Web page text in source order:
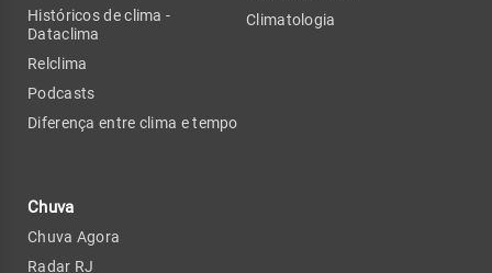
Históricos de clima -
Dataclima
Relclima
Podcasts
Diferença entre clima e tempo
Chuva
Chuva Agora
Radar RJ
Climatologia